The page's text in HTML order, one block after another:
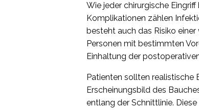
Wie jeder chirurgische
Komplikationen zählen
besteht auch das Risiko
Personen mit bestimmten
Einhaltung der
Patienten sollten realistische
Erscheinungsbild des
entlang der Schnittlinie.